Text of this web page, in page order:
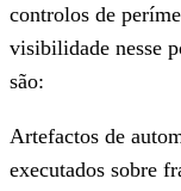
controlos de
visibilidade nesse
são:
Artefactos de
executados sobre